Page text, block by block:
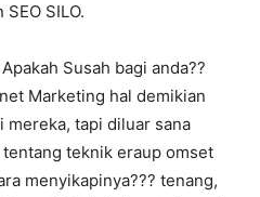
SILO.
Susah bagi anda??
Marketing hal demikian
mereka, tapi diluar sana
teknik eraup omset
menyikapinya??? tenang,